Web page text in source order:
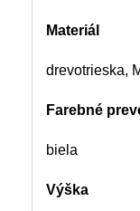
Materiál
drevotrieska,
Farebné
biela
Výška